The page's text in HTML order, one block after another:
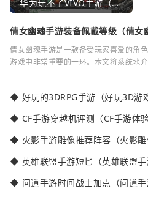
华为玩不了VIVO手游（华为玩不了VIVO手游怎么办）
倩女幽魂手游装备佩戴等级（倩女
倩女幽魂手游是一款备受玩家喜爱的角
游戏中非常重要的一环。本文将系统地
◆ 好玩的3DRPG手游（好玩3D游
◆ CF手游穿越机评测（CF手游体
◆ 火影手游雕像推荐阵容（火影雕
◆ 英雄联盟手游短匕（英雄联盟
◆ 问道手游时间战士加点（问道